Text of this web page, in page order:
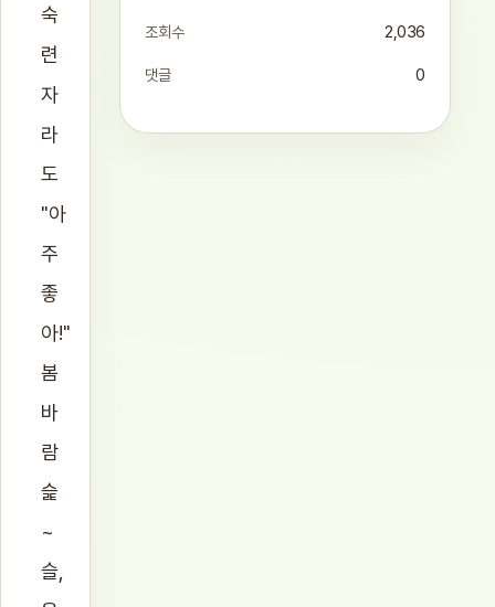
숙
련
자
라
도
"아
주
좋
아!"
봄
바
람
슱
~
슬,
조회수 2,036
댓글 0